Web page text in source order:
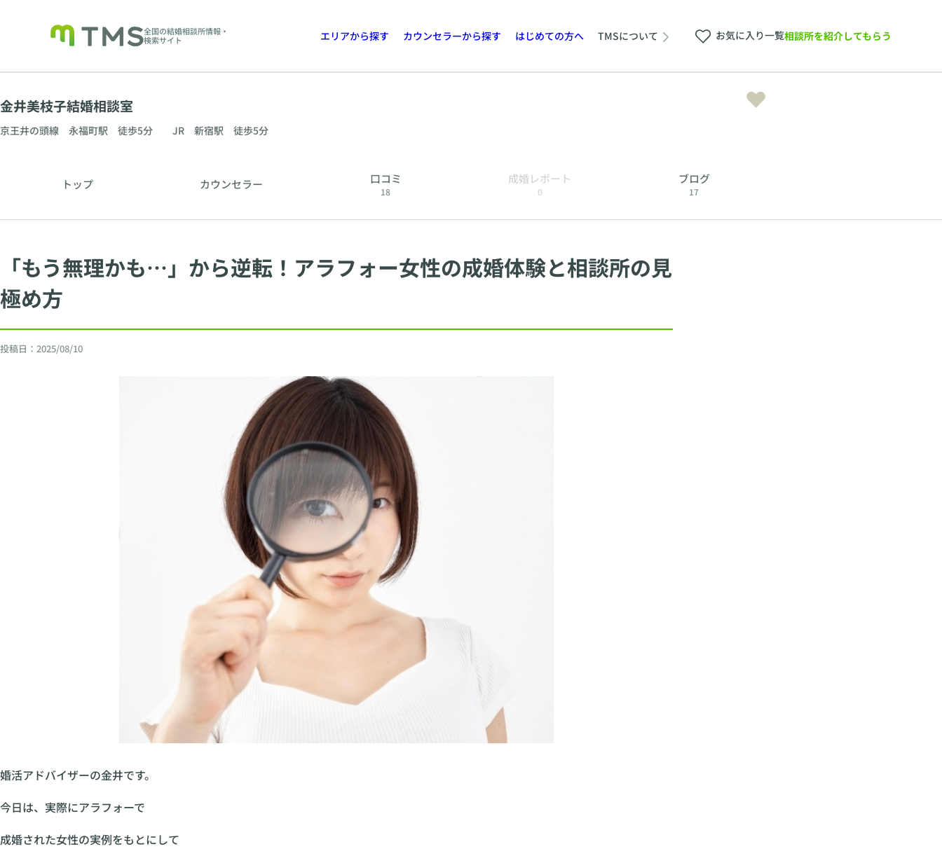
全国の結婚相談所情報・
検索サイト
エリアから探す カウンセラーから探す はじめての方へ TMSについて お気に入り一覧相談所を紹介してもらう
金井美枝子結婚相談室
京王井の頭線 永福町駅 徒歩5分 JR 新宿駅 徒歩5分
トップ カウンセラー 口コミ
18
成婚レポート
0
ブログ
17
「もう無理かも…」から逆転！アラフォー女性の成婚体験と相談所の見
極め方
投稿日： 2025/08/10
婚活アドバイザーの金井です。
今日は、実際にアラフォーで
成婚された女性の実例をもとにして